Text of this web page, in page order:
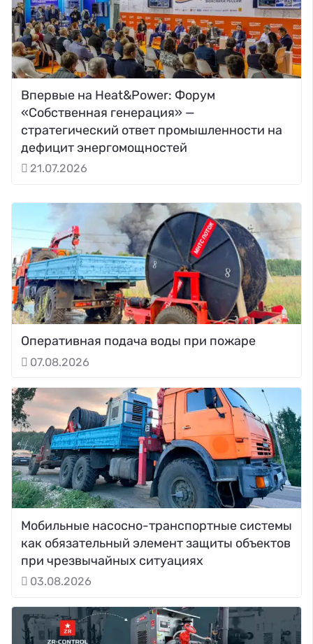
Впервые на Heat&Power: Форум
«Собственная генерация» —
стратегический ответ промышленности на
дефицит энергомощностей
21.07.2026
Оперативная подача воды при пожаре
07.08.2026
Мобильные насосно-транспортные системы
как обязательный элемент защиты объектов
при чрезвычайных ситуациях
03.08.2026